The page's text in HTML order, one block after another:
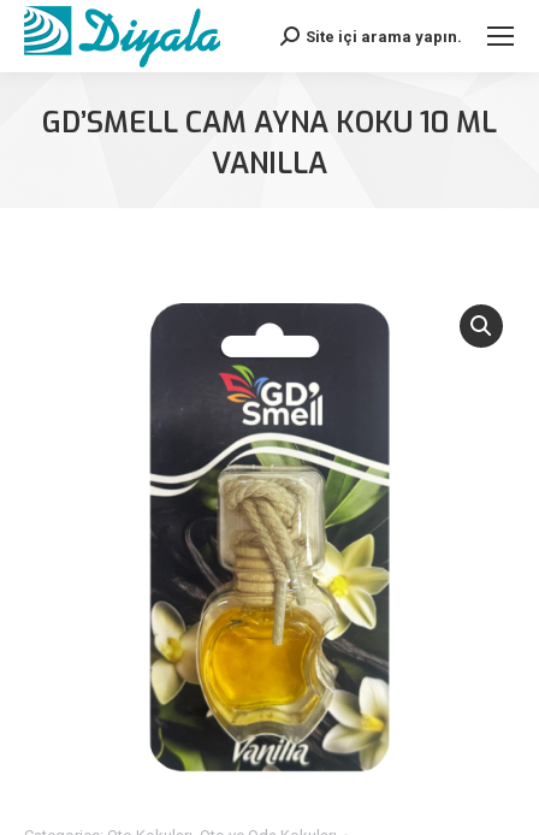
Search:Site içi arama yapın.
GD’SMELL CAM AYNA KOKU 10 ML
VANILLA